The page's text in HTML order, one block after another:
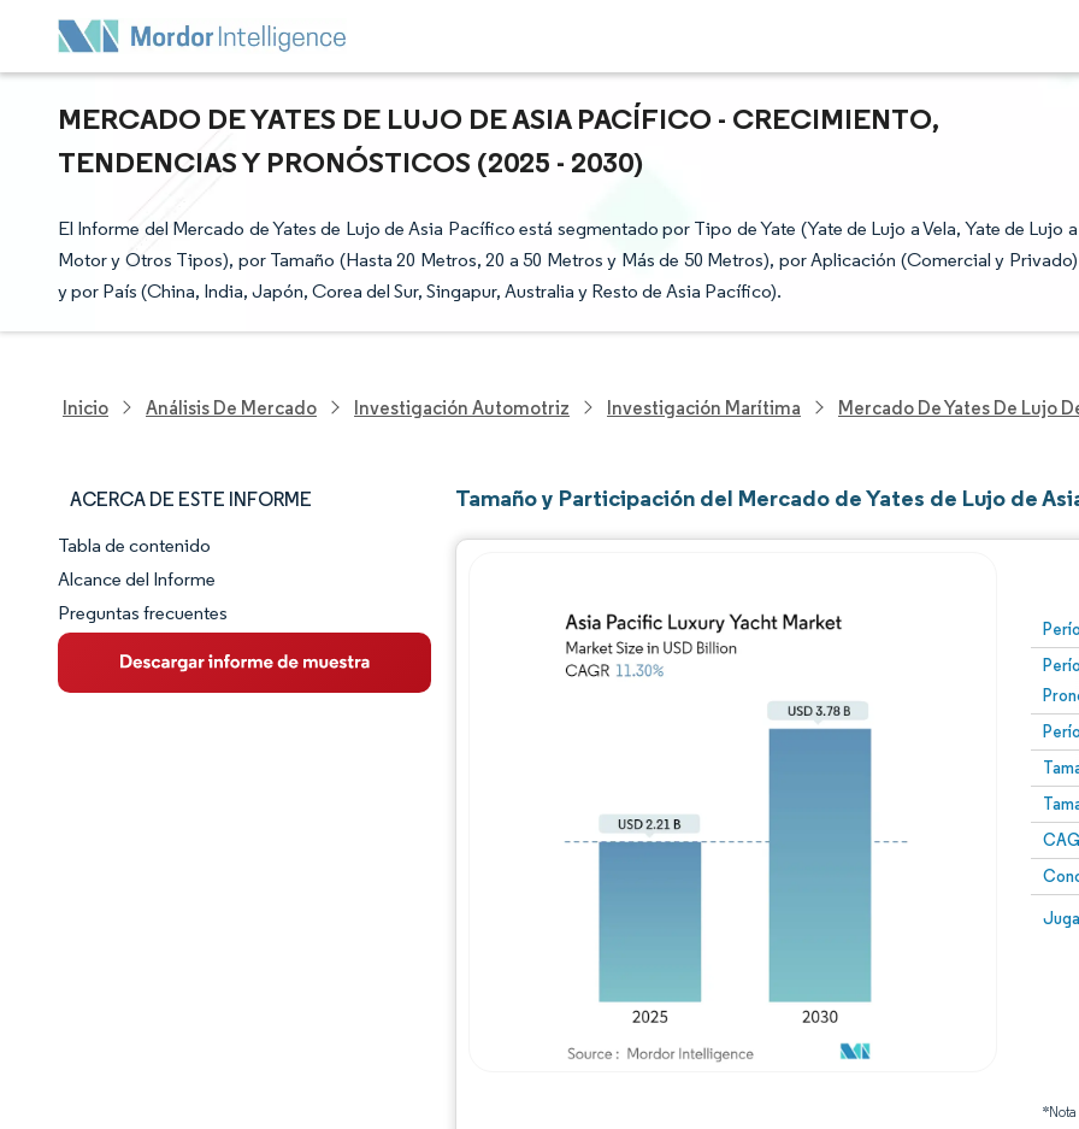
MERCADO DE YATES DE LUJO DE ASIA PACÍFICO - CRECIMIENTO,
TENDENCIAS Y PRONÓSTICOS (2025 - 2030)
El Informe del Mercado de Yates de Lujo de Asia Pacífico está segmentado por Tipo de Yate (Yate de Lujo a Vela, Yate de Lujo a
Motor y Otros Tipos), por Tamaño (Hasta 20 Metros, 20 a 50 Metros y Más de 50 Metros), por Aplicación (Comercial y Privado)
y por País (China, India, Japón, Corea del Sur, Singapur, Australia y Resto de Asia Pacífico).
Inicio Análisis De Mercado Investigación Automotriz Investigación Marítima Mercado De Yates De Lujo
ACERCA DE ESTE INFORME
Panorama del Mercado
Visión General del Mercado
Tendencias Principales del Mercado
Tabla de contenido
Alcance del Informe
Preguntas frecuentes
Tamaño y Participación del Mercado de Yates de Lujo de